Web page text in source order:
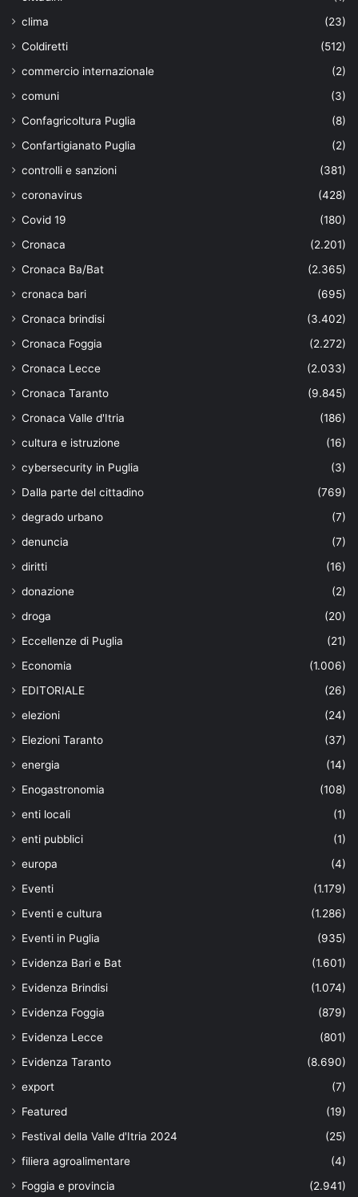
clima
(23)
Coldiretti
(512)
commercio internazionale
(2)
comuni
(3)
Confagricoltura Puglia
(8)
Confartigianato Puglia
(2)
controlli e sanzioni
(381)
coronavirus
(428)
Covid 19
(180)
Cronaca
(2.201)
Cronaca Ba/Bat
(2.365)
cronaca bari
(695)
Cronaca brindisi
(3.402)
Cronaca Foggia
(2.272)
Cronaca Lecce
(2.033)
Cronaca Taranto
(9.845)
Cronaca Valle d'Itria
(186)
cultura e istruzione
(16)
cybersecurity in Puglia
(3)
Dalla parte del cittadino
(769)
degrado urbano
(7)
denuncia
(7)
diritti
(16)
donazione
(2)
droga
(20)
Eccellenze di Puglia
(21)
Economia
(1.006)
EDITORIALE
(26)
elezioni
(24)
Elezioni Taranto
(37)
energia
(14)
Enogastronomia
(108)
enti locali
(1)
enti pubblici
(1)
europa
(4)
Eventi
(1.179)
Eventi e cultura
(1.286)
Eventi in Puglia
(935)
Evidenza Bari e Bat
(1.601)
Evidenza Brindisi
(1.074)
Evidenza Foggia
(879)
Evidenza Lecce
(801)
Evidenza Taranto
(8.690)
export
(7)
Featured
(19)
Festival della Valle d'Itria 2024
(25)
filiera agroalimentare
(4)
Foggia e provincia
(2.941)